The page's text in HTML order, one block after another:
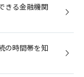
きる金融機関
の時間帯を知